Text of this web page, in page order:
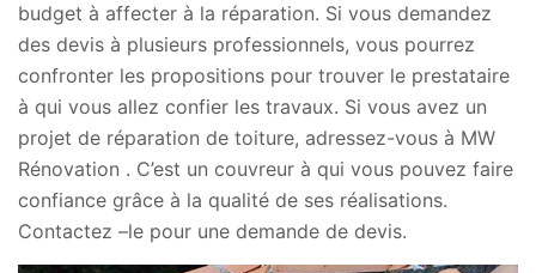
budget à affecter à la réparation. Si vous demandez
des devis à plusieurs professionnels, vous pourrez
confronter les propositions pour trouver le prestataire
à qui vous allez confier les travaux. Si vous avez un
projet de réparation de toiture, adressez-vous à MW
Rénovation . C’est un couvreur à qui vous pouvez faire
confiance grâce à la qualité de ses réalisations.
Contactez –le pour une demande de devis.